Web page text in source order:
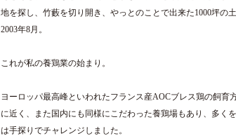
地を探し、竹藪を切り開き、やっとのことで出来た1000坪の
2003年8月。
これが私の養鶏業の始まり。
ヨーロッパ最高峰といわれたフランス産AOCブレス鶏の飼育
に近く、また国内にも同様にこだわった養鶏場もあり、多く
は手探りでチャレンジしました。